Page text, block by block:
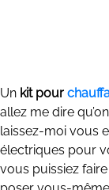
Un kit pour
allez me dire
laissez-moi vous
électriques pour
vous puissiez